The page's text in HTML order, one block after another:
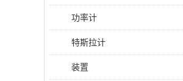
功率计
特斯拉计
装置